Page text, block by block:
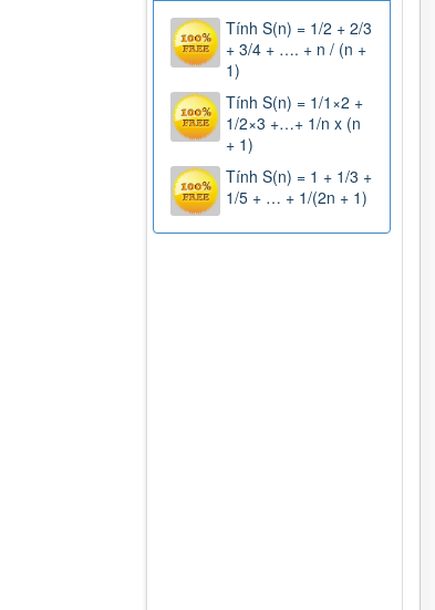
Tính S(n) = 1/2 + 2/3
+ 3/4 + …. + n / (n +
1)
Tính S(n) = 1/1×2 +
1/2×3 +…+ 1/n x (n
+ 1)
Tính S(n) = 1 + 1/3 +
1/5 + … + 1/(2n + 1)